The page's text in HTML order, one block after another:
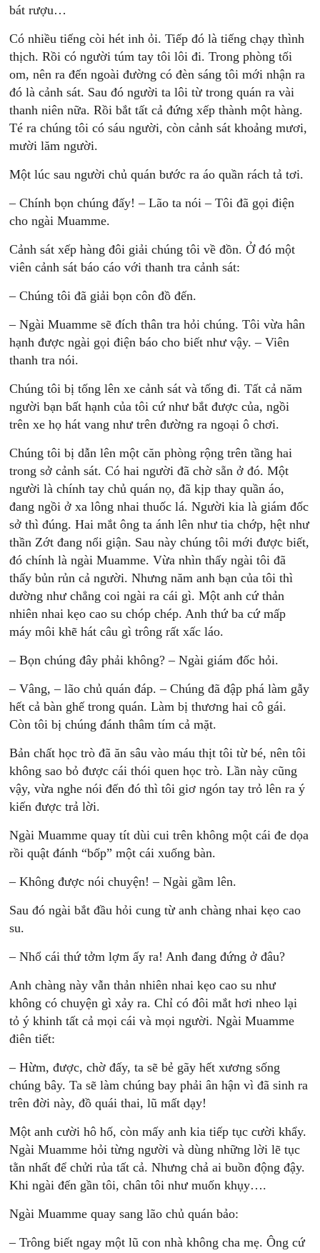
bát rượu…
Có nhiều tiếng còi hét inh ỏi. Tiếp đó là tiếng chạy thình
thịch. Rồi có người túm tay tôi lôi đi. Trong phòng tối
om, nên ra đến ngoài đường có đèn sáng tôi mới nhận ra
đó là cảnh sát. Sau đó người ta lôi từ trong quán ra vài
thanh niên nữa. Rồi bắt tất cả đứng xếp thành một hàng.
Té ra chúng tôi có sáu người, còn cảnh sát khoảng mươi,
mười lăm người.
Một lúc sau người chủ quán bước ra áo quần rách tả tơi.
– Chính bọn chúng đấy! – Lão ta nói – Tôi đã gọi điện
cho ngài Muamme.
Cảnh sát xếp hàng đôi giải chúng tôi về đồn. Ở đó một
viên cảnh sát báo cáo với thanh tra cảnh sát:
– Chúng tôi đã giải bọn côn đồ đến.
– Ngài Muamme sẽ đích thân tra hỏi chúng. Tôi vừa hân
hạnh được ngài gọi điện báo cho biết như vậy. – Viên
thanh tra nói.
Chúng tôi bị tống lên xe cảnh sát và tống đi. Tất cả năm
người bạn bất hạnh của tôi cứ như bắt được của, ngồi
trên xe họ hát vang như trên đường ra ngoại ô chơi.
Chúng tôi bị dẫn lên một căn phòng rộng trên tầng hai
trong sở cảnh sát. Có hai người đã chờ sẵn ở đó. Một
người là chính tay chủ quán nọ, đã kịp thay quần áo,
đang ngồi ở xa lông nhai thuốc lá. Người kia là giám đốc
sở thì đúng. Hai mắt ông ta ánh lên như tia chớp, hệt như
thần Zớt đang nổi giận. Sau này chúng tôi mới được biết,
đó chính là ngài Muamme. Vừa nhìn thấy ngài tôi đã
thấy bủn rủn cả người. Nhưng năm anh bạn của tôi thì
dường như chẳng coi ngài ra cái gì. Một anh cứ thản
nhiên nhai kẹo cao su chóp chép. Anh thứ ba cứ mấp
máy môi khẽ hát câu gì trông rất xấc láo.
– Bọn chúng đây phải không? – Ngài giám đốc hỏi.
– Vâng, – lão chủ quán đáp. – Chúng đã đập phá làm gẫy
hết cả bàn ghế trong quán. Làm bị thương hai cô gái.
Còn tôi bị chúng đánh thâm tím cả mặt.
Bản chất học trò đã ăn sâu vào máu thịt tôi từ bé, nên tôi
không sao bỏ được cái thói quen học trò. Lần này cũng
vậy, vừa nghe nói đến đó thì tôi giơ ngón tay trỏ lên ra ý
kiến được trả lời.
Ngài Muamme quay tít dùi cui trên không một cái đe dọa
rồi quật đánh “bốp” một cái xuống bàn.
– Không được nói chuyện! – Ngài gầm lên.
Sau đó ngài bắt đầu hỏi cung từ anh chàng nhai kẹo cao
su.
– Nhổ cái thứ tởm lợm ấy ra! Anh đang đứng ở đâu?
Anh chàng này vẫn thản nhiên nhai kẹo cao su như
không có chuyện gì xảy ra. Chỉ có đôi mắt hơi nheo lại
tỏ ý khinh tất cả mọi cái và mọi người. Ngài Muamme
điên tiết:
– Hừm, được, chờ đấy, ta sẽ bẻ gãy hết xương sống
chúng bây. Ta sẽ làm chúng bay phải ân hận vì đã sinh ra
trên đời này, đồ quái thai, lũ mất dạy!
Một anh cười hô hố, còn mấy anh kia tiếp tục cười khẩy.
Ngài Muamme hỏi từng người và dùng những lời lẽ tục
tằn nhất để chửi rủa tất cả. Nhưng chả ai buồn động đậy.
Khi ngài đến gần tôi, chân tôi như muốn khụy….
Ngài Muamme quay sang lão chủ quán bảo:
– Trông biết ngay một lũ con nhà không cha mẹ. Ông cứ